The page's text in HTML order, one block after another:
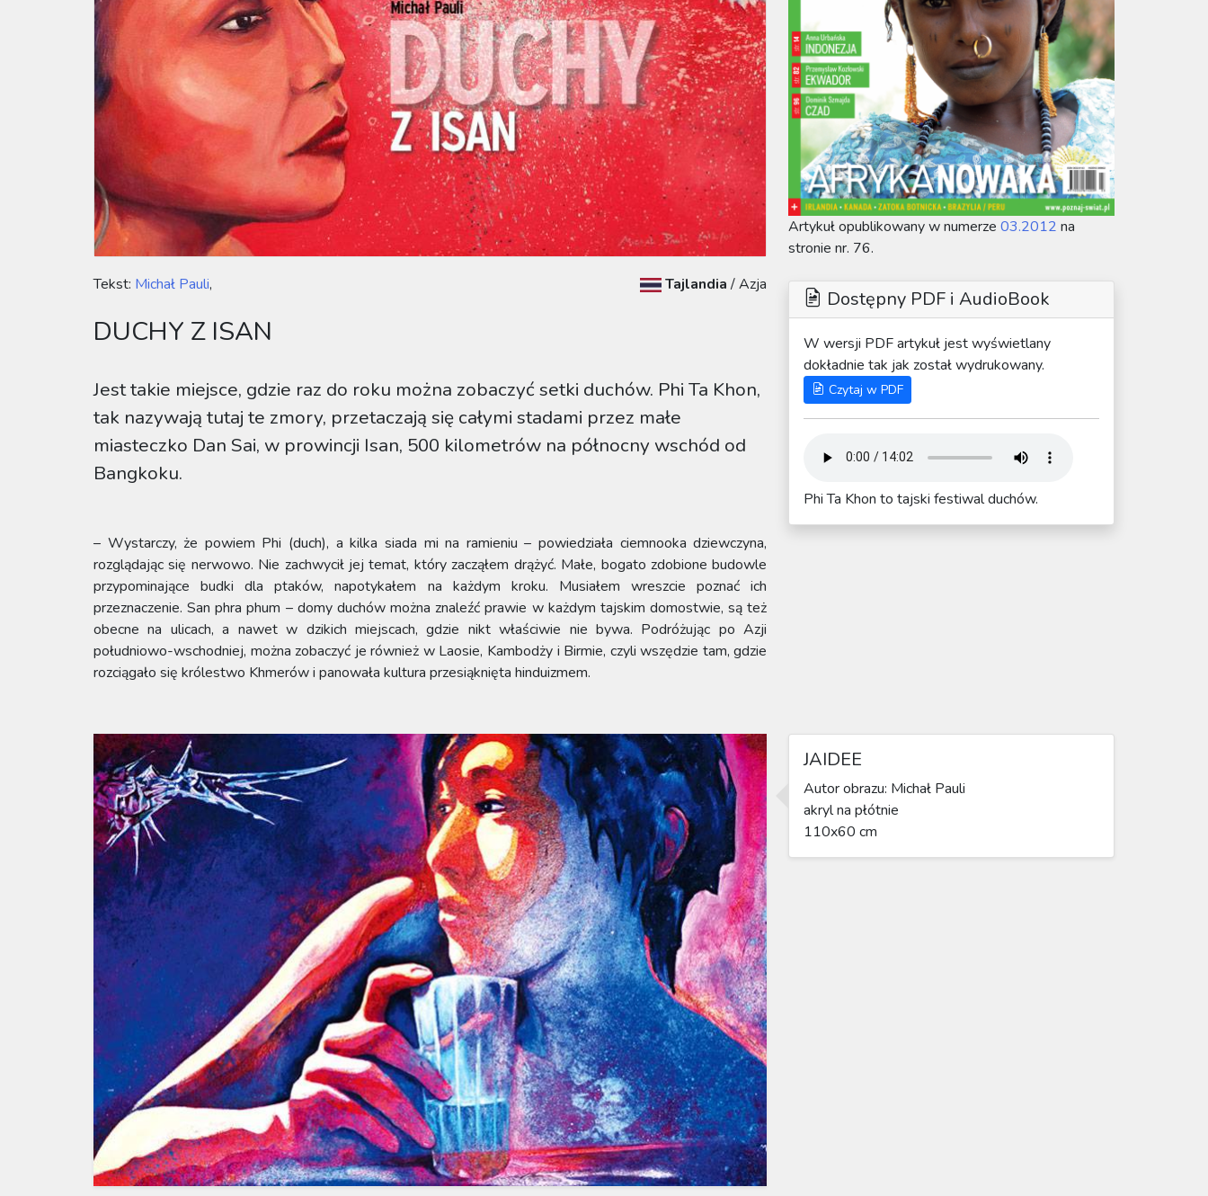
Artykuł opublikowany w numerze03.2012 na
stronie nr. 76.
Tekst: Michał Pauli,
DUCHY Z ISAN
Tajlandia /Azja
Jest takie miejsce, gdzie raz do roku można zobaczyć setki duchów. Phi Ta Khon,
tak nazywają tutaj te zmory, przetaczają się całymi stadami przez małe
miasteczko Dan Sai, w prowincji Isan, 500 kilometrów na północny wschód od
Bangkoku.
Dostępny PDF i AudioBook
W wersji PDF artykuł jest wyświetlany
dokładnie tak jak został wydrukowany.
Czytaj w PDF
Phi Ta Khon to tajski festiwal duchów.
– Wystarczy, że powiem Phi (duch), a kilka siada mi na ramieniu – powiedziała ciemnooka dziewczyna,
rozglądając się nerwowo. Nie zachwycił jej temat, który zacząłem drążyć. Małe, bogato zdobione budowle
przypominające budki dla ptaków, napotykałem na każdym kroku. Musiałem wreszcie poznać ich
przeznaczenie. San phra phum – domy duchów można znaleźć prawie w każdym tajskim domostwie, są też
obecne na ulicach, a nawet w dzikich miejscach, gdzie nikt właściwie nie bywa. Podróżując po Azji
południowo-wschodniej, można zobaczyć je również w Laosie, Kambodży i Birmie, czyli wszędzie tam, gdzie
rozciągało się królestwo Khmerów i panowała kultura przesiąknięta hinduizmem.
JAIDEE
Autor obrazu: Michał Pauli
akryl na płótnie
110x60 cm